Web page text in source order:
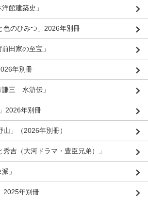
館建築史」
色のひみつ」2026年別冊
田家の至宝」
年別冊
謙三 水滸伝」
2026年別冊
」（2026年別冊）
吉（大河ドラマ・豊臣兄弟）」
」
2025年別冊